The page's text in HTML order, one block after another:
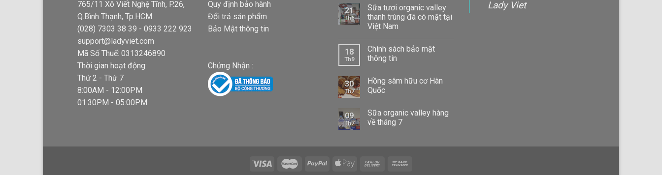
765/11 Xô Viết Nghệ Tĩnh, P.26,
Q.Bình Thạnh, Tp.HCM
(028) 7303 38 39 - 0933 222 923
support@ladyviet.com
Mã Số Thuế: 0313246890
Thời gian hoạt động:
Thứ 2 - Thứ 7
8:00AM - 12:00PM
01:30PM - 05:00PM
Quy định bảo hành
Đổi trả sản phẩm
Bảo Mật thông tin
Chứng Nhận :
21
Th6
Sữa tươi organic valley
thanh trùng đã có mặt tại
Việt Nam
18
Th9
Chính sách bảo mật
thông tin
30
Th7
Hồng sâm hữu cơ Hàn
Quốc
09
Th7
Sữa organic valley hàng
về tháng 7
Lady Viet